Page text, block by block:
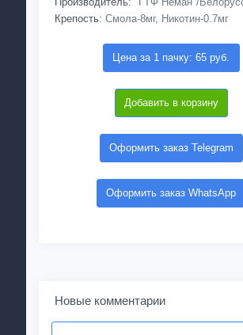
Крепость: Смола-8мг, Никотин-0.7мг
Цена за 1 пачку: 65 руб.
Добавить в корзину
Оформить заказ Telegram
Оформить заказ WhatsApp
Новые комментарии